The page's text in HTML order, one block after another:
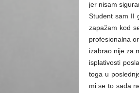
jer nisam
Student sam II
zapažam kod
profesionalna
izabrao nije za
isplativosti
toga u
mi se to sada